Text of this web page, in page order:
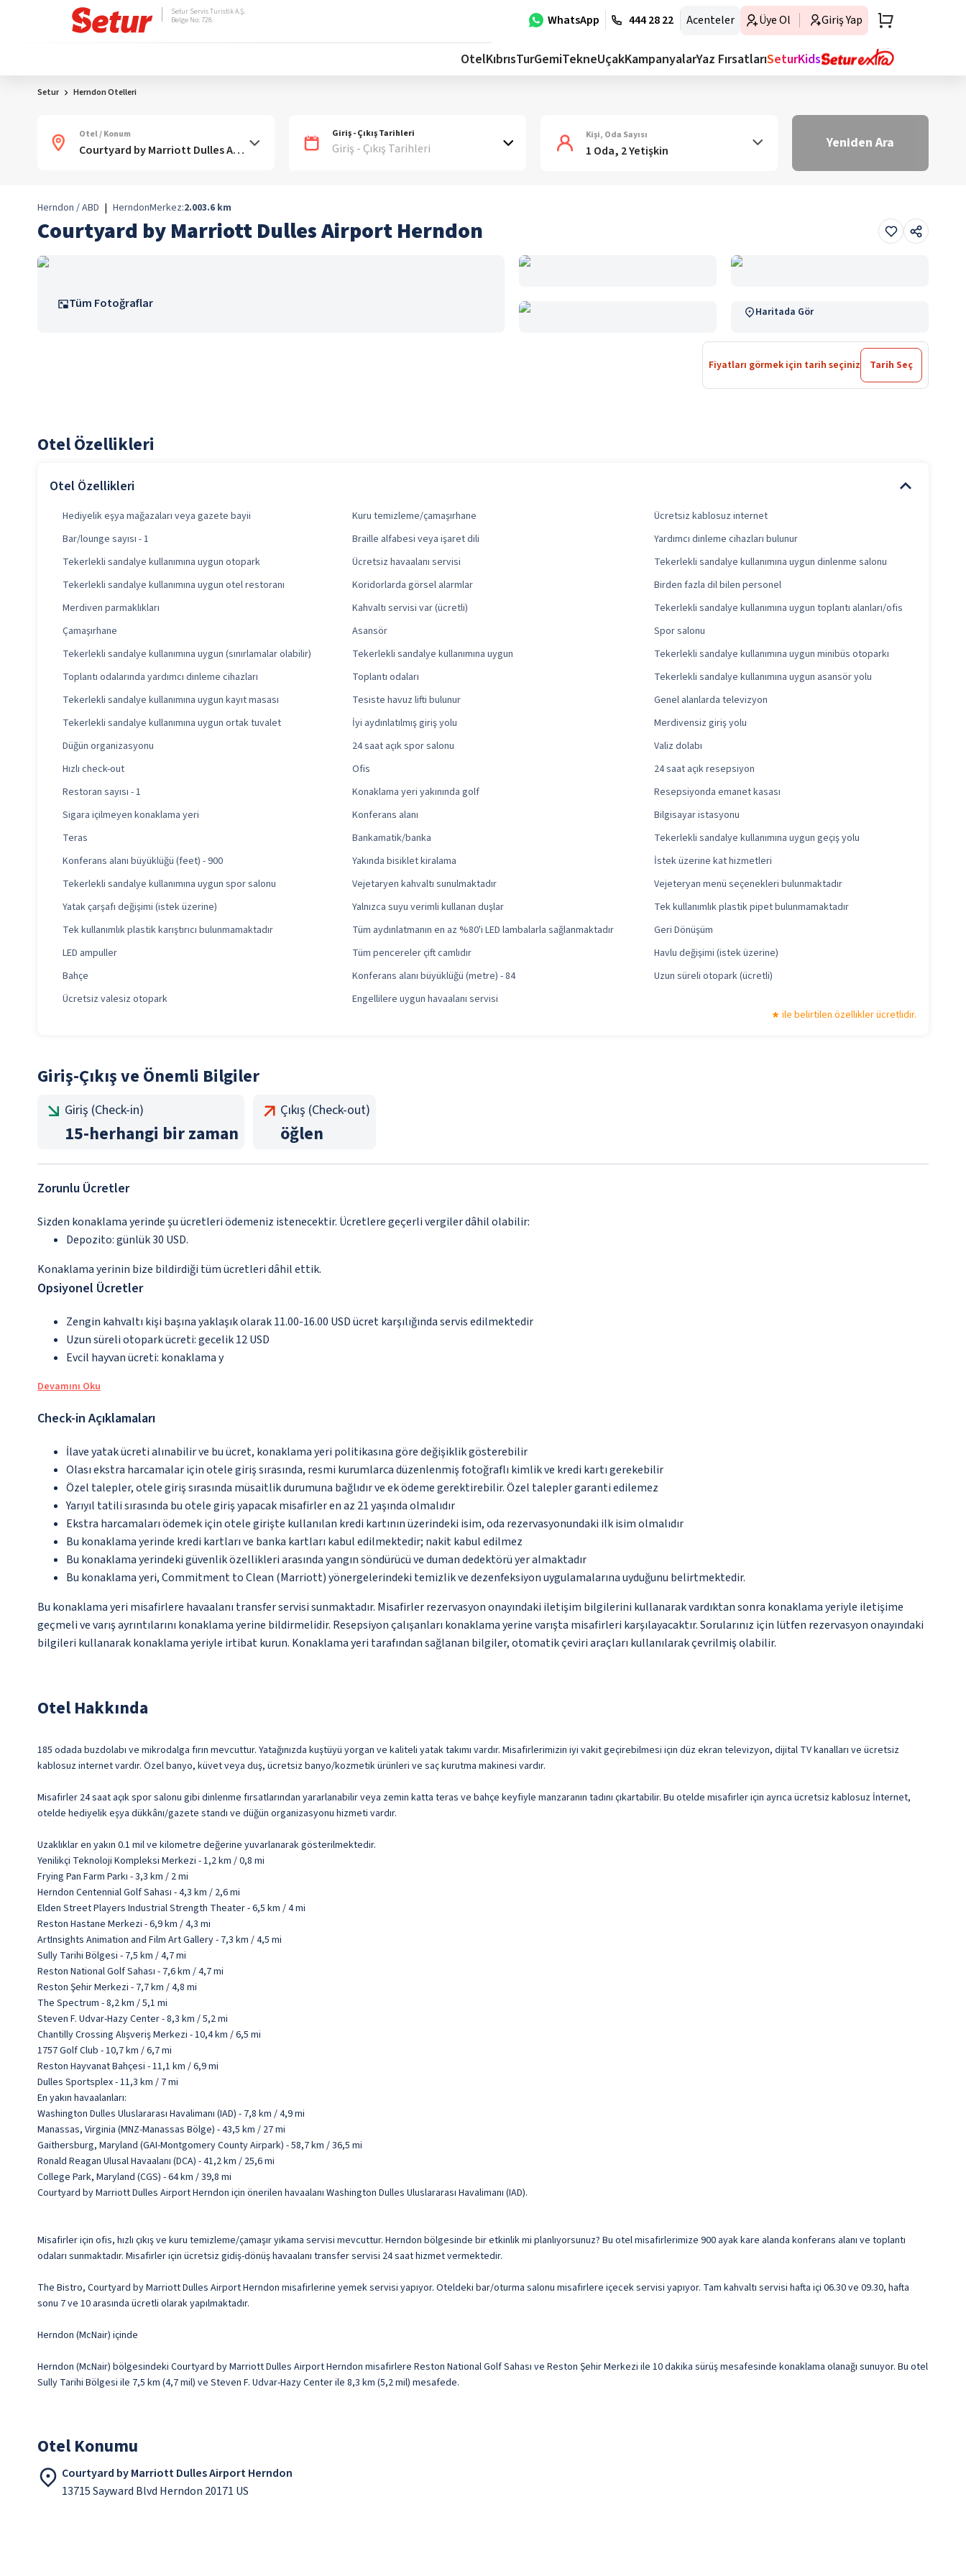
WhatsApp 444 28 22 Acenteler Üye Ol Giriş Yap
Setur Servis Turistik A.Ş.
Belge No: 728
OtelKıbrısTurGemiTekneUçakKampanyalarYaz FırsatlarıSeturKids
Setur Herndon Otelleri
Otel / Konum Giriş - Çıkış Tarihleri
Giriş - Çıkış Tarihleri
Kişi, Oda Sayısı
1 Oda, 2 Yetişkin Yeniden Ara
Herndon / ABD | HerndonMerkez:2.003.6 km
Courtyard by Marriott Dulles Airport Herndon
Tüm Fotoğraflar
Haritada Gör
Fiyatları görmek için tarih seçiniz Tarih Seç
Otel Özellikleri
Otel Özellikleri
Hediyelik eşya mağazaları veya gazete bayii Kuru temizleme/çamaşırhane
Ücretsiz kablosuz internet
Bar/lounge sayısı - 1
Braille alfabesi veya işaret dili
Yardımcı dinleme cihazları bulunur
Tekerlekli sandalye kullanımına uygun otopark
Ücretsiz havaalanı servisi
Tekerlekli sandalye kullanımına uygun dinlenme salonu
Tekerlekli sandalye kullanımına uygun otel restoranı
Koridorlarda görsel alarmlar
Birden fazla dil bilen personel
Merdiven parmaklıkları
Kahvaltı servisi var (ücretli)
Tekerlekli sandalye kullanımına uygun toplantı alanları/ofis
Çamaşırhane
Asansör
Spor salonu
Tekerlekli sandalye kullanımına uygun (sınırlamalar olabilir)
Tekerlekli sandalye kullanımına uygun
Tekerlekli sandalye kullanımına uygun minibüs otoparkı
Toplantı odalarında yardımcı dinleme cihazları
Toplantı odaları
Tekerlekli sandalye kullanımına uygun asansör yolu
Tekerlekli sandalye kullanımına uygun kayıt masası
Tesiste havuz lifti bulunur
Genel alanlarda televizyon
Tekerlekli sandalye kullanımına uygun ortak tuvalet
İyi aydınlatılmış giriş yolu
Merdivensiz giriş yolu
Düğün organizasyonu
24 saat açık spor salonu
Valiz dolabı
Hızlı check-out
Ofis
24 saat açık resepsiyon
Restoran sayısı - 1
Konaklama yeri yakınında golf
Resepsiyonda emanet kasası
Sigara içilmeyen konaklama yeri
Konferans alanı
Bilgisayar istasyonu
Teras
Bankamatik/banka
Tekerlekli sandalye kullanımına uygun geçiş yolu
Konferans alanı büyüklüğü (feet) - 900
Yakında bisiklet kiralama
İstek üzerine kat hizmetleri
Tekerlekli sandalye kullanımına uygun spor salonu
Vejetaryen kahvaltı sunulmaktadır
Vejeteryan menü seçenekleri bulunmaktadır
Yatak çarşafı değişimi (istek üzerine)
Yalnızca suyu verimli kullanan duşlar
Tek kullanımlık plastik pipet bulunmamaktadır
Tek kullanımlık plastik karıştırıcı bulunmamaktadır
Tüm aydınlatmanın en az %80'i LED lambalarla sağlanmaktadır
Geri Dönüşüm
LED ampuller
Tüm pencereler çift camlıdır
Havlu değişimi (istek üzerine)
Bahçe
Konferans alanı büyüklüğü (metre) - 84
Uzun süreli otopark (ücretli)
Ücretsiz valesiz otopark
Engellilere uygun havaalanı servisi
ile belirtilen özellikler ücretlidir.
Giriş-Çıkış ve Önemli Bilgiler
Giriş (Check-in)
15-herhangi bir zaman
Çıkış (Check-out)
öğlen
Zorunlu Ücretler
Sizden konaklama yerinde şu ücretleri ödemeniz istenecektir. Ücretlere geçerli vergiler dâhil olabilir:
Depozito: günlük 30 USD.
Konaklama yerinin bize bildirdiği tüm ücretleri dâhil ettik.
Opsiyonel Ücretler
Zengin kahvaltı kişi başına yaklaşık olarak 11.00-16.00 USD ücret karşılığında servis edilmektedir
Uzun süreli otopark ücreti: gecelik 12 USD
Evcil hayvan ücreti: konaklama y
Devamını Oku
Check-in Açıklamaları
İlave yatak ücreti alınabilir ve bu ücret, konaklama yeri politikasına göre değişiklik gösterebilir
Olası ekstra harcamalar için otele giriş sırasında, resmi kurumlarca düzenlenmiş fotoğraflı kimlik ve kredi kartı gerekebilir
Özel talepler, otele giriş sırasında müsaitlik durumuna bağlıdır ve ek ödeme gerektirebilir. Özel talepler garanti edilemez
Yarıyıl tatili sırasında bu otele giriş yapacak misafirler en az 21 yaşında olmalıdır
Ekstra harcamaları ödemek için otele girişte kullanılan kredi kartının üzerindeki isim, oda rezervasyonundaki ilk isim olmalıdır
Bu konaklama yerinde kredi kartları ve banka kartları kabul edilmektedir; nakit kabul edilmez
Bu konaklama yerindeki güvenlik özellikleri arasında yangın söndürücü ve duman dedektörü yer almaktadır
Bu konaklama yeri, Commitment to Clean (Marriott) yönergelerindeki temizlik ve dezenfeksiyon uygulamalarına uyduğunu belirtmektedir.
Bu konaklama yeri misafirlere havaalanı transfer servisi sunmaktadır. Misafirler rezervasyon onayındaki iletişim bilgilerini kullanarak vardıktan sonra konaklama yeriyle iletişime
geçmeli ve varış ayrıntılarını konaklama yerine bildirmelidir. Resepsiyon çalışanları konaklama yerine varışta misafirleri karşılayacaktır. Sorularınız için lütfen rezervasyon onayındaki
bilgileri kullanarak konaklama yeriyle irtibat kurun. Konaklama yeri tarafından sağlanan bilgiler, otomatik çeviri araçları kullanılarak çevrilmiş olabilir.
Otel Hakkında
185 odada buzdolabı ve mikrodalga fırın mevcuttur. Yatağınızda kuştüyü yorgan ve kaliteli yatak takımı vardır. Misafirlerimizin iyi vakit geçirebilmesi için düz ekran televizyon, dijital TV kanalları ve ücretsiz
kablosuz internet vardır. Özel banyo, küvet veya duş, ücretsiz banyo/kozmetik ürünleri ve saç kurutma makinesi vardır.
Misafirler 24 saat açık spor salonu gibi dinlenme fırsatlarından yararlanabilir veya zemin katta teras ve bahçe keyfiyle manzaranın tadını çıkartabilir. Bu otelde misafirler için ayrıca ücretsiz kablosuz İnternet,
otelde hediyelik eşya dükkânı/gazete standı ve düğün organizasyonu hizmeti vardır.
Uzaklıklar en yakın 0.1 mil ve kilometre değerine yuvarlanarak gösterilmektedir.
Yenilikçi Teknoloji Kompleksi Merkezi - 1,2 km / 0,8 mi
Frying Pan Farm Parkı - 3,3 km / 2 mi
Herndon Centennial Golf Sahası - 4,3 km / 2,6 mi
Elden Street Players Industrial Strength Theater - 6,5 km / 4 mi
Reston Hastane Merkezi - 6,9 km / 4,3 mi
ArtInsights Animation and Film Art Gallery - 7,3 km / 4,5 mi
Sully Tarihi Bölgesi - 7,5 km / 4,7 mi
Reston National Golf Sahası - 7,6 km / 4,7 mi
Reston Şehir Merkezi - 7,7 km / 4,8 mi
The Spectrum - 8,2 km / 5,1 mi
Steven F. Udvar-Hazy Center - 8,3 km / 5,2 mi
Chantilly Crossing Alışveriş Merkezi - 10,4 km / 6,5 mi
1757 Golf Club - 10,7 km / 6,7 mi
Reston Hayvanat Bahçesi - 11,1 km / 6,9 mi
Dulles Sportsplex - 11,3 km / 7 mi
En yakın havaalanları:
Washington Dulles Uluslararası Havalimanı (IAD) - 7,8 km / 4,9 mi
Manassas, Virginia (MNZ-Manassas Bölge) - 43,5 km / 27 mi
Gaithersburg, Maryland (GAI-Montgomery County Airpark) - 58,7 km / 36,5 mi
Ronald Reagan Ulusal Havaalanı (DCA) - 41,2 km / 25,6 mi
College Park, Maryland (CGS) - 64 km / 39,8 mi
Courtyard by Marriott Dulles Airport Herndon için önerilen havaalanı Washington Dulles Uluslararası Havalimanı (IAD).
Misafirler için ofis, hızlı çıkış ve kuru temizleme/çamaşır yıkama servisi mevcuttur. Herndon bölgesinde bir etkinlik mi planlıyorsunuz? Bu otel misafirlerimize 900 ayak kare alanda konferans alanı ve toplantı
odaları sunmaktadır. Misafirler için ücretsiz gidiş-dönüş havaalanı transfer servisi 24 saat hizmet vermektedir.
The Bistro, Courtyard by Marriott Dulles Airport Herndon misafirlerine yemek servisi yapıyor. Oteldeki bar/oturma salonu misafirlere içecek servisi yapıyor. Tam kahvaltı servisi hafta içi 06.30 ve 09.30, hafta
sonu 7 ve 10 arasında ücretli olarak yapılmaktadır.
Herndon (McNair) içinde
Herndon (McNair) bölgesindeki Courtyard by Marriott Dulles Airport Herndon misafirlere Reston National Golf Sahası ve Reston Şehir Merkezi ile 10 dakika sürüş mesafesinde konaklama olanağı sunuyor. Bu otel
Sully Tarihi Bölgesi ile 7,5 km (4,7 mil) ve Steven F. Udvar-Hazy Center ile 8,3 km (5,2 mil) mesafede.
Otel Konumu
Courtyard by Marriott Dulles Airport Herndon
13715 Sayward Blvd Herndon 20171 US